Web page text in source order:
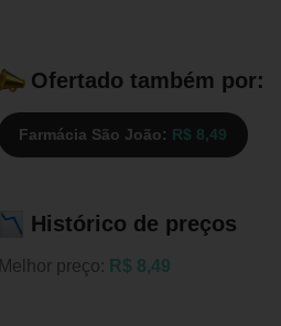
Ofertado também por:
Farmácia São João: R$ 8,49
Histórico de preços
Melhor preço: R$ 8,49